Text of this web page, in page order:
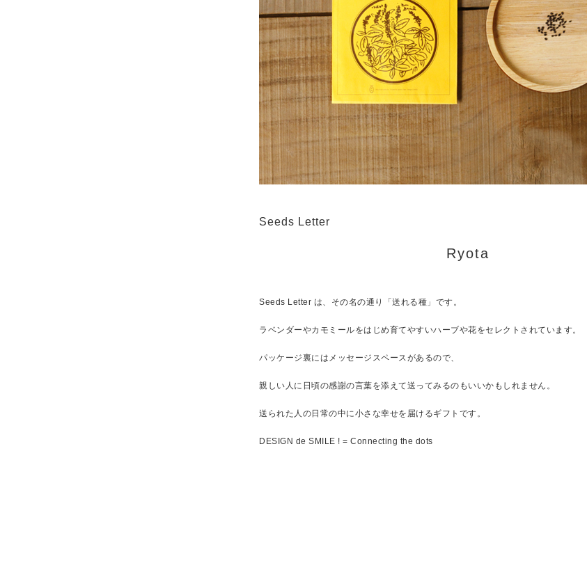
Seeds Letter
Ryota
Seeds Letter は、その名の通り「送れる種」です。
ラベンダーやカモミールをはじめ育てやすいハーブや花をセレクトされています。
パッケージ裏にはメッセージスペースがあるので、
親しい人に日頃の感謝の言葉を添えて送ってみるのもいいかもしれません。
送られた人の日常の中に小さな幸せを届けるギフトです。
DESIGN de SMILE ! = Connecting the dots